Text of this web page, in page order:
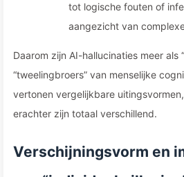
tot logische fouten of
aangezicht van
Daarom zijn AI-hallucinaties meer als
“tweelingbroers” van menselijke
vertonen vergelijkbare
erachter zijn totaal verschillend.
Verschijningsvorm en